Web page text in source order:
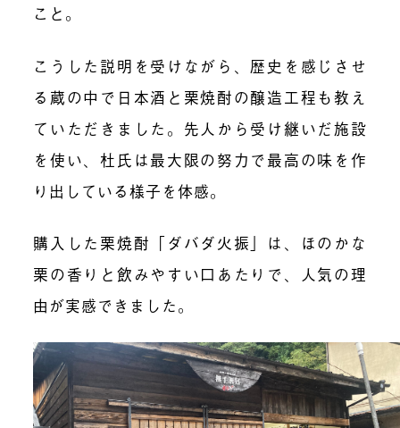
こと。
こうした説明を受けながら、歴史を感じさせ
る蔵の中で日本酒と栗焼酎の醸造工程も教え
ていただきました。先人から受け継いだ施設
を使い、杜氏は最大限の努力で最高の味を作
り出している様子を体感。
購入した栗焼酎「ダバダ火振」は、ほのかな
栗の香りと飲みやすい口あたりで、人気の理
由が実感できました。